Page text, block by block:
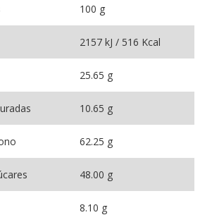
100 g
2157 kJ / 516 Kcal
25.65 g
10.65 g
62.25 g
48.00 g
8.10 g